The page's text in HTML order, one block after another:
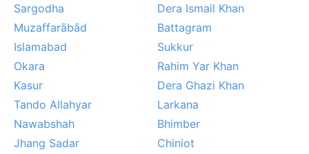
Sargodha
Dera Ismail Khan
Muzaffarābād
Battagram
Islamabad
Sukkur
Okara
Rahim Yar Khan
Kasur
Dera Ghazi Khan
Tando Allahyar
Larkana
Nawabshah
Bhimber
Jhang Sadar
Chiniot